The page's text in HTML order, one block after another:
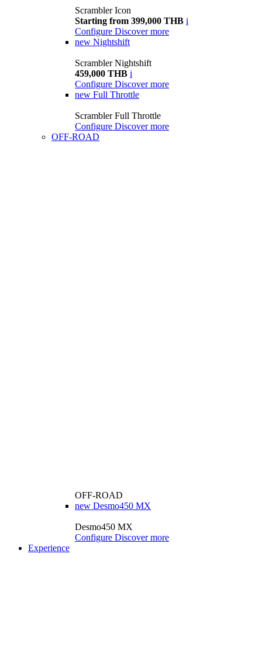
Scrambler Icon
Starting from 399,000 THB i
Configure Discover more
new Nightshift
Scrambler Nightshift
459,000 THB i
Configure Discover more
new Full Throttle
Scrambler Full Throttle
Configure Discover more
OFF-ROAD
OFF-ROAD
new Desmo450 MX
Desmo450 MX
Configure Discover more
Experience